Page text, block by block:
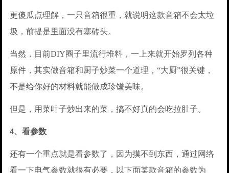
更傻瓜点理解，一只音箱很重，就说明这款音箱不会太垃
圾，前提是里面没有塞砖头。
当然，目前DIY圈子里流行堆料，一上来就开始罗列各种
原件，其实做音箱和厨子炒菜一个道理，“大厨”很关键，
不是给你好的材料就能做成珍馐美味。
但是，用菜叶子炒出来的菜，搞不好真的会吃拉肚子。
4、看参数
还有一个重点就是看参数了，因为摸不到东西，通过网络
看一下电气参数就很有必要，以下面某款音箱的参数为